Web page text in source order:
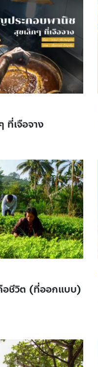
เจือจาง
อชีวิต (ที่ออกแบบ)